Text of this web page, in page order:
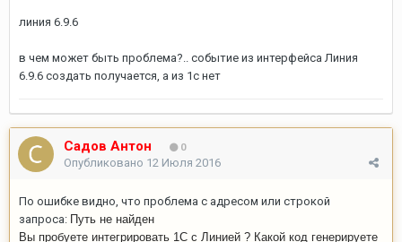
линия 6.9.6
в чем может быть проблема?.. событие из интерфейса Линия
6.9.6 создать получается, а из 1с нет
Садов Антон 0
Опубликовано 12 Июля 2016
По ошибке видно, что проблема с адресом или строкой
запроса: Путь не найден
Вы пробуете интегрировать 1С с Линией ? Какой код генерируете